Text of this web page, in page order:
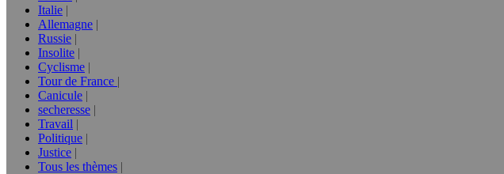
Italie
Allemagne
Russie
Insolite
Cyclisme
Tour de France
Canicule
secheresse
Travail
Politique
Justice
Tous les thèmes